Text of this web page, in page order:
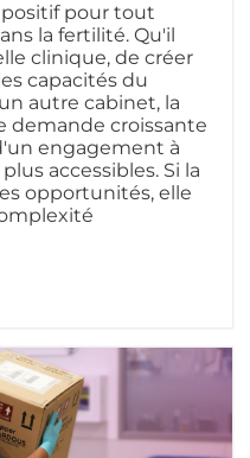
positif pour tout
la fertilité. Qu'il
clinique, de créer
capacités du
autre cabinet, la
demande croissante
engagement à
accessibles. Si la
opportunités, elle